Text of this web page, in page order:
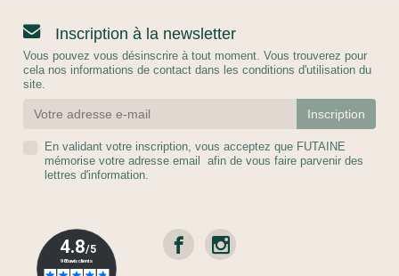
Inscription à la newsletter
Vous pouvez vous désinscrire à tout moment. Vous trouverez pour
cela nos informations de contact dans les conditions d'utilisation du
site.
En validant votre inscription, vous acceptez que FUTAINE
mémorise votre adresse email afin de vous faire parvenir des
lettres d'information.